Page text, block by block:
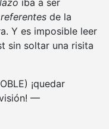
iba a ser
referentes de la
Y es imposible leer
sin soltar una risita
¡quedar
—